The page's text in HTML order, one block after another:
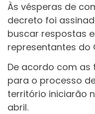
Às vésperas de
decreto foi
buscar respostas
representantes do
De acordo com
para o processo
território iniciarão
abril.